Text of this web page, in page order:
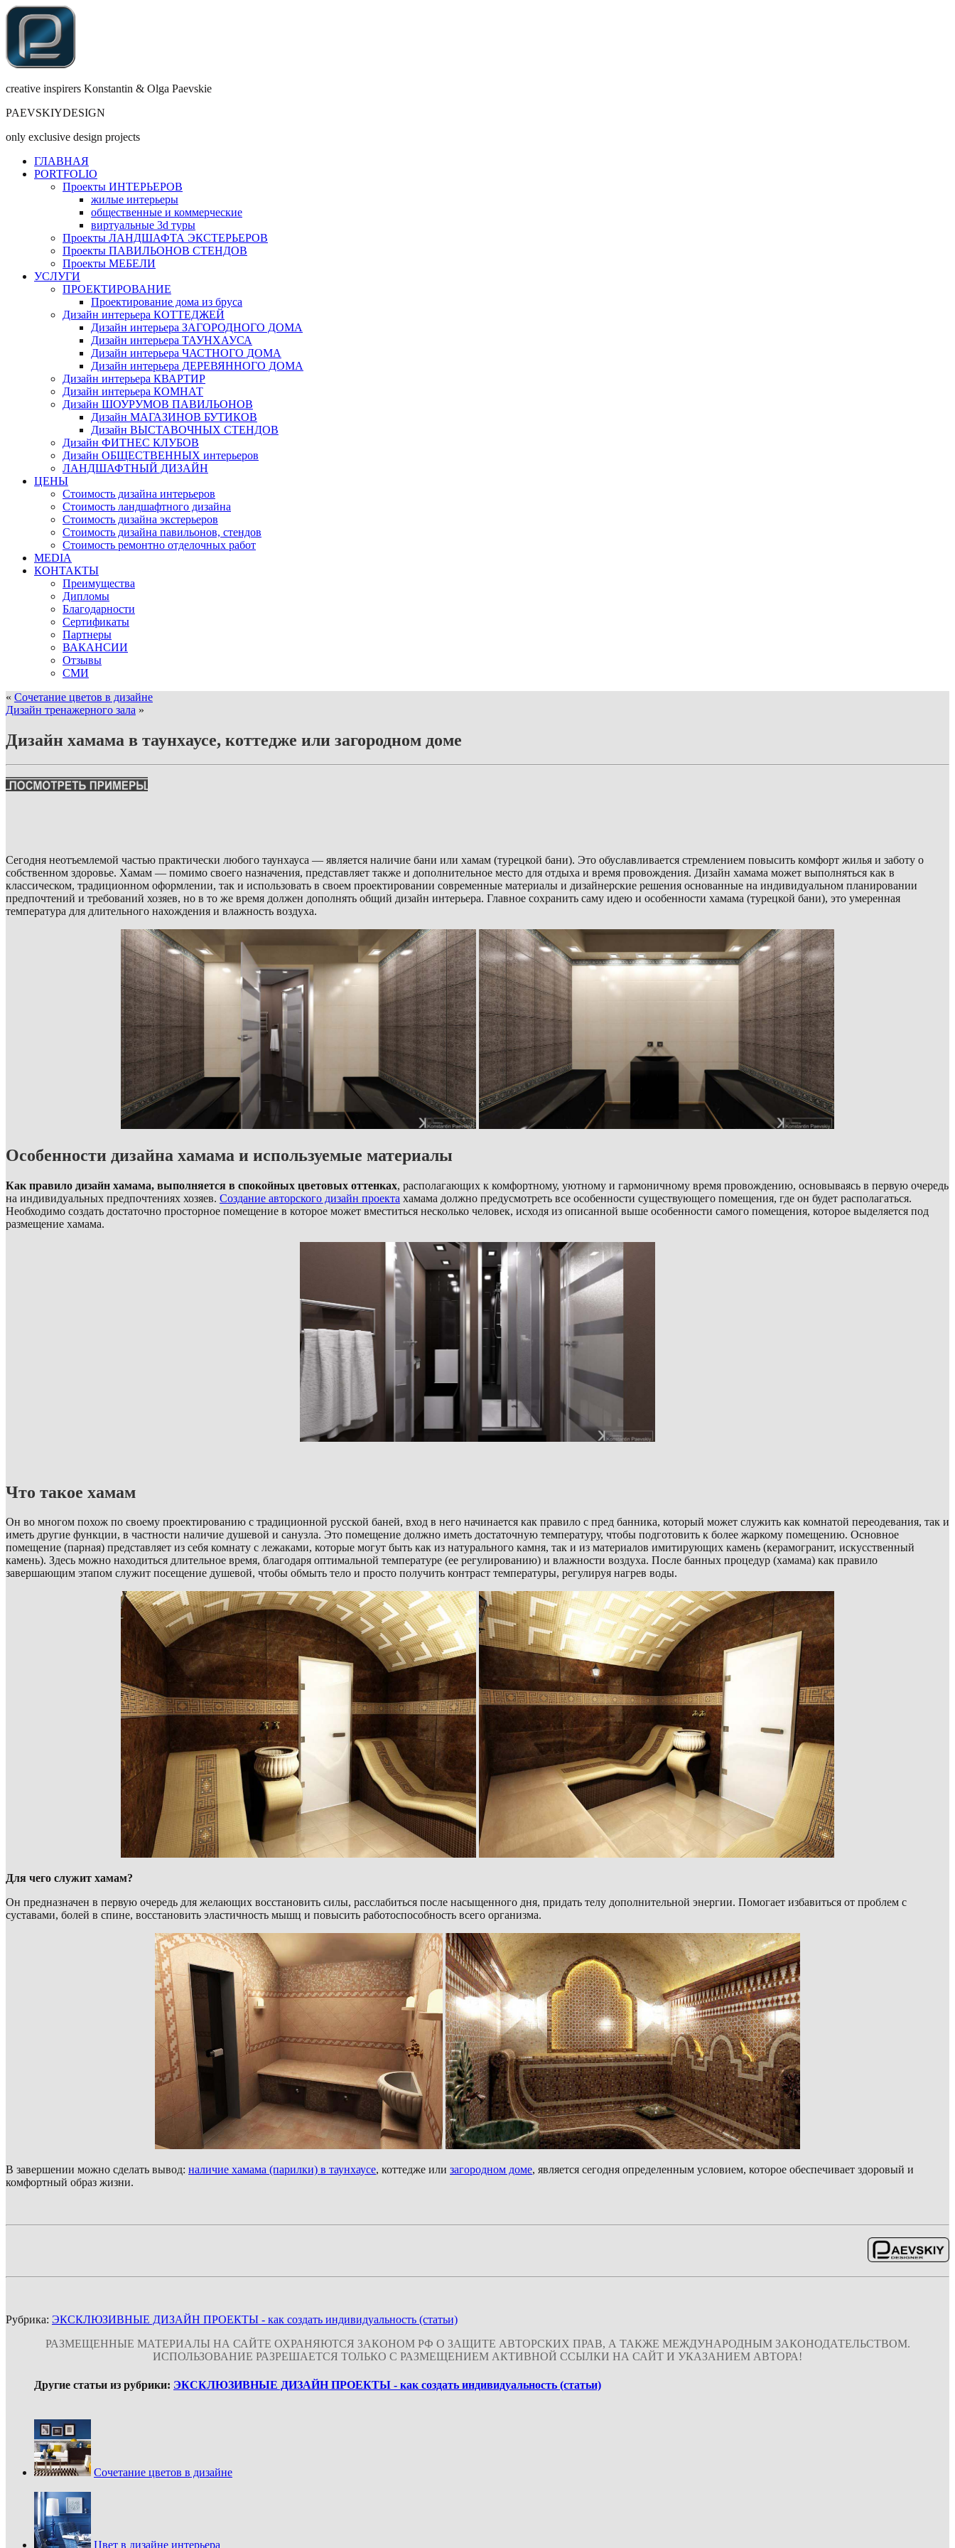
creative inspirers Konstantin & Olga Paevskie
PAEVSKIYDESIGN
only exclusive design projects
ГЛАВНАЯ
PORTFOLIO
Проекты ИНТЕРЬЕРОВ
жилые интерьеры
общественные и коммерческие
виртуальные 3d туры
Проекты ЛАНДШАФТА ЭКСТЕРЬЕРОВ
Проекты ПАВИЛЬОНОВ СТЕНДОВ
Проекты МЕБЕЛИ
УСЛУГИ
ПРОЕКТИРОВАНИЕ
Проектирование дома из бруса
Дизайн интерьера КОТТЕДЖЕЙ
Дизайн интерьера ЗАГОРОДНОГО ДОМА
Дизайн интерьера ТАУНХАУСА
Дизайн интерьера ЧАСТНОГО ДОМА
Дизайн интерьера ДЕРЕВЯННОГО ДОМА
Дизайн интерьера КВАРТИР
Дизайн интерьера КОМНАТ
Дизайн ШОУРУМОВ ПАВИЛЬОНОВ
Дизайн МАГАЗИНОВ БУТИКОВ
Дизайн ВЫСТАВОЧНЫХ СТЕНДОВ
Дизайн ФИТНЕС КЛУБОВ
Дизайн ОБЩЕСТВЕННЫХ интерьеров
ЛАНДШАФТНЫЙ ДИЗАЙН
ЦЕНЫ
Стоимость дизайна интерьеров
Стоимость ландшафтного дизайна
Стоимость дизайна экстерьеров
Стоимость дизайна павильонов, стендов
Стоимость ремонтно отделочных работ
MEDIA
КОНТАКТЫ
Преимущества
Дипломы
Благодарности
Сертификаты
Партнеры
ВАКАНСИИ
Отзывы
СМИ
« Сочетание цветов в дизайне
Дизайн тренажерного зала »
Дизайн хамама в таунхаусе, коттедже или загородном доме
Сегодня неотъемлемой частью практически любого таунхауса — является наличие бани или хамам (турецкой бани). Это обуславливается стремлением повысить комфорт жилья и заботу о
собственном здоровье. Хамам — помимо своего назначения, представляет также и дополнительное место для отдыха и время провождения. Дизайн хамама может выполняться как в
классическом, традиционном оформлении, так и использовать в своем проектировании современные материалы и дизайнерские решения основанные на индивидуальном планировании
предпочтений и требований хозяев, но в то же время должен дополнять общий дизайн интерьера. Главное сохранить саму идею и особенности хамама (турецкой бани), это умеренная
температура для длительного нахождения и влажность воздуха.
Особенности дизайна хамама и используемые материалы
Как правило дизайн хамама, выполняется в спокойных цветовых оттенках, располагающих к комфортному, уютному и гармоничному время провождению, основываясь в первую очередь
на индивидуальных предпочтениях хозяев. Создание авторского дизайн проекта хамама должно предусмотреть все особенности существующего помещения, где он будет располагаться.
Необходимо создать достаточно просторное помещение в которое может вместиться несколько человек, исходя из описанной выше особенности самого помещения, которое выделяется под
размещение хамама.
Что такое хамам
Он во многом похож по своему проектированию с традиционной русской баней, вход в него начинается как правило с пред банника, который может служить как комнатой переодевания, так и
иметь другие функции, в частности наличие душевой и санузла. Это помещение должно иметь достаточную температуру, чтобы подготовить к более жаркому помещению. Основное
помещение (парная) представляет из себя комнату с лежаками, которые могут быть как из натурального камня, так и из материалов имитирующих камень (керамогранит, искусственный
камень). Здесь можно находиться длительное время, благодаря оптимальной температуре (ее регулированию) и влажности воздуха. После банных процедур (хамама) как правило
завершающим этапом служит посещение душевой, чтобы обмыть тело и просто получить контраст температуры, регулируя нагрев воды.
Для чего служит хамам?
Он предназначен в первую очередь для желающих восстановить силы, расслабиться после насыщенного дня, придать телу дополнительной энергии. Помогает избавиться от проблем с
суставами, болей в спине, восстановить эластичность мышц и повысить работоспособность всего организма.
В завершении можно сделать вывод: наличие хамама (парилки) в таунхаусе, коттедже или загородном доме, является сегодня определенным условием, которое обеспечивает здоровый и
комфортный образ жизни.
Рубрика: ЭКСКЛЮЗИВНЫЕ ДИЗАЙН ПРОЕКТЫ - как создать индивидуальность (статьи)
РАЗМЕЩЕННЫЕ МАТЕРИАЛЫ НА САЙТЕ ОХРАНЯЮТСЯ ЗАКОНОМ РФ О ЗАЩИТЕ АВТОРСКИХ ПРАВ, А ТАКЖЕ МЕЖДУНАРОДНЫМ ЗАКОНОДАТЕЛЬСТВОМ.
ИСПОЛЬЗОВАНИЕ РАЗРЕШАЕТСЯ ТОЛЬКО С РАЗМЕЩЕНИЕМ АКТИВНОЙ ССЫЛКИ НА САЙТ И УКАЗАНИЕМ АВТОРА!
Другие статьи из рубрики: ЭКСКЛЮЗИВНЫЕ ДИЗАЙН ПРОЕКТЫ - как создать индивидуальность (статьи)
Сочетание цветов в дизайне
Цвет в дизайне интерьера